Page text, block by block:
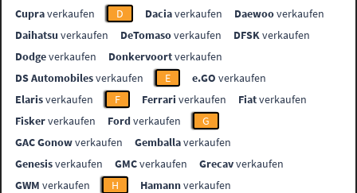
Cupraverkaufen D Daciaverkaufen Daewooverkaufen
Daihatsu verkaufen DeTomasoverkaufen DFSKverkaufen
Dodgeverkaufen Donkervoortverkaufen
DS Automobilesverkaufen E e.GO verkaufen
Elarisverkaufen F Ferrari verkaufen Fiatverkaufen
Fiskerverkaufen Fordverkaufen
G
GAC Gonowverkaufen Gemballaverkaufen
Genesisverkaufen GMCverkaufen Grecavverkaufen
GWM verkaufen H Hamannverkaufen